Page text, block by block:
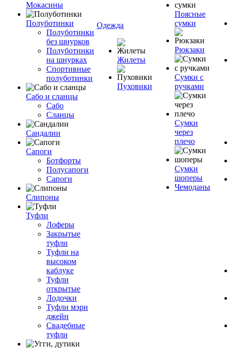
Мокасины
Полуботинки
Полуботинки
без шнурков
Полуботинки
на шнурках
Спортивные
полуботинки
Сабо и сланцы
Сабо
Сланцы
Сандалии
Сапоги
Ботфорты
Полусапоги
Сапоги
Слипоны
Туфли
Лоферы
Закрытые
туфли
Туфли на
высоком
каблуке
Туфли
открытые
Лодочки
Туфли мэри
джейн
Свадебные
туфли
Одежда
Жилеты
Пуховики
Поясные
сумки
Рюкзаки
Сумки с
ручками
Сумки
через
плечо
Сумки
шоперы
Чемоданы